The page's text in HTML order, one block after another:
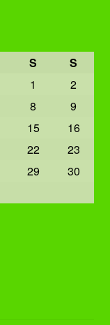
S
S
1
2
8
9
15
16
22
23
29
30